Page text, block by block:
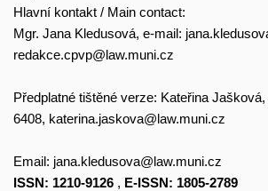
Hlavní kontakt / Main contact:
Mgr. Jana Kledusová, e-mail:
redakce.cpvp@law.muni.cz
Předplatné tištěné verze: Kateřina
6408, katerina.jaskova@law.muni.cz
Email: jana.kledusova@law.muni.cz
ISSN: 1210-9126 , E-ISSN: 1805-2789